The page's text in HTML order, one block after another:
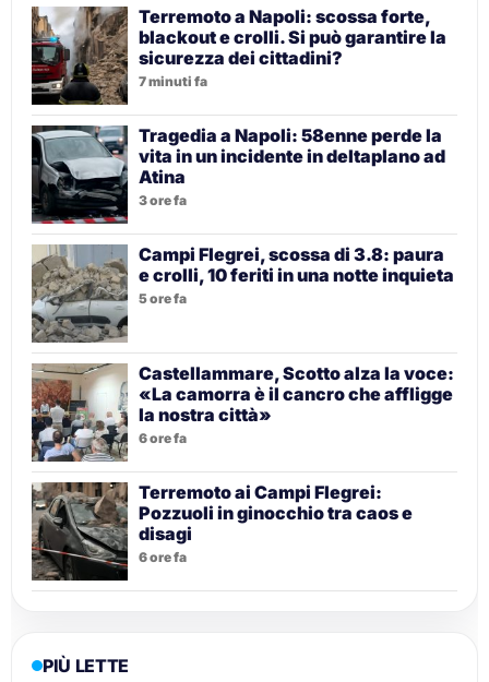
Terremoto a Napoli: scossa forte,
blackout e crolli. Si può garantire la
sicurezza dei cittadini?
7 minuti fa
Tragedia a Napoli: 58enne perde la
vita in un incidente in deltaplano ad
Atina
3 ore fa
Campi Flegrei, scossa di 3.8: paura
e crolli, 10 feriti in una notte inquieta
5 ore fa
Castellammare, Scotto alza la voce:
«La camorra è il cancro che affligge
la nostra città»
6 ore fa
Terremoto ai Campi Flegrei:
Pozzuoli in ginocchio tra caos e
disagi
6 ore fa
PIÙ LETTE